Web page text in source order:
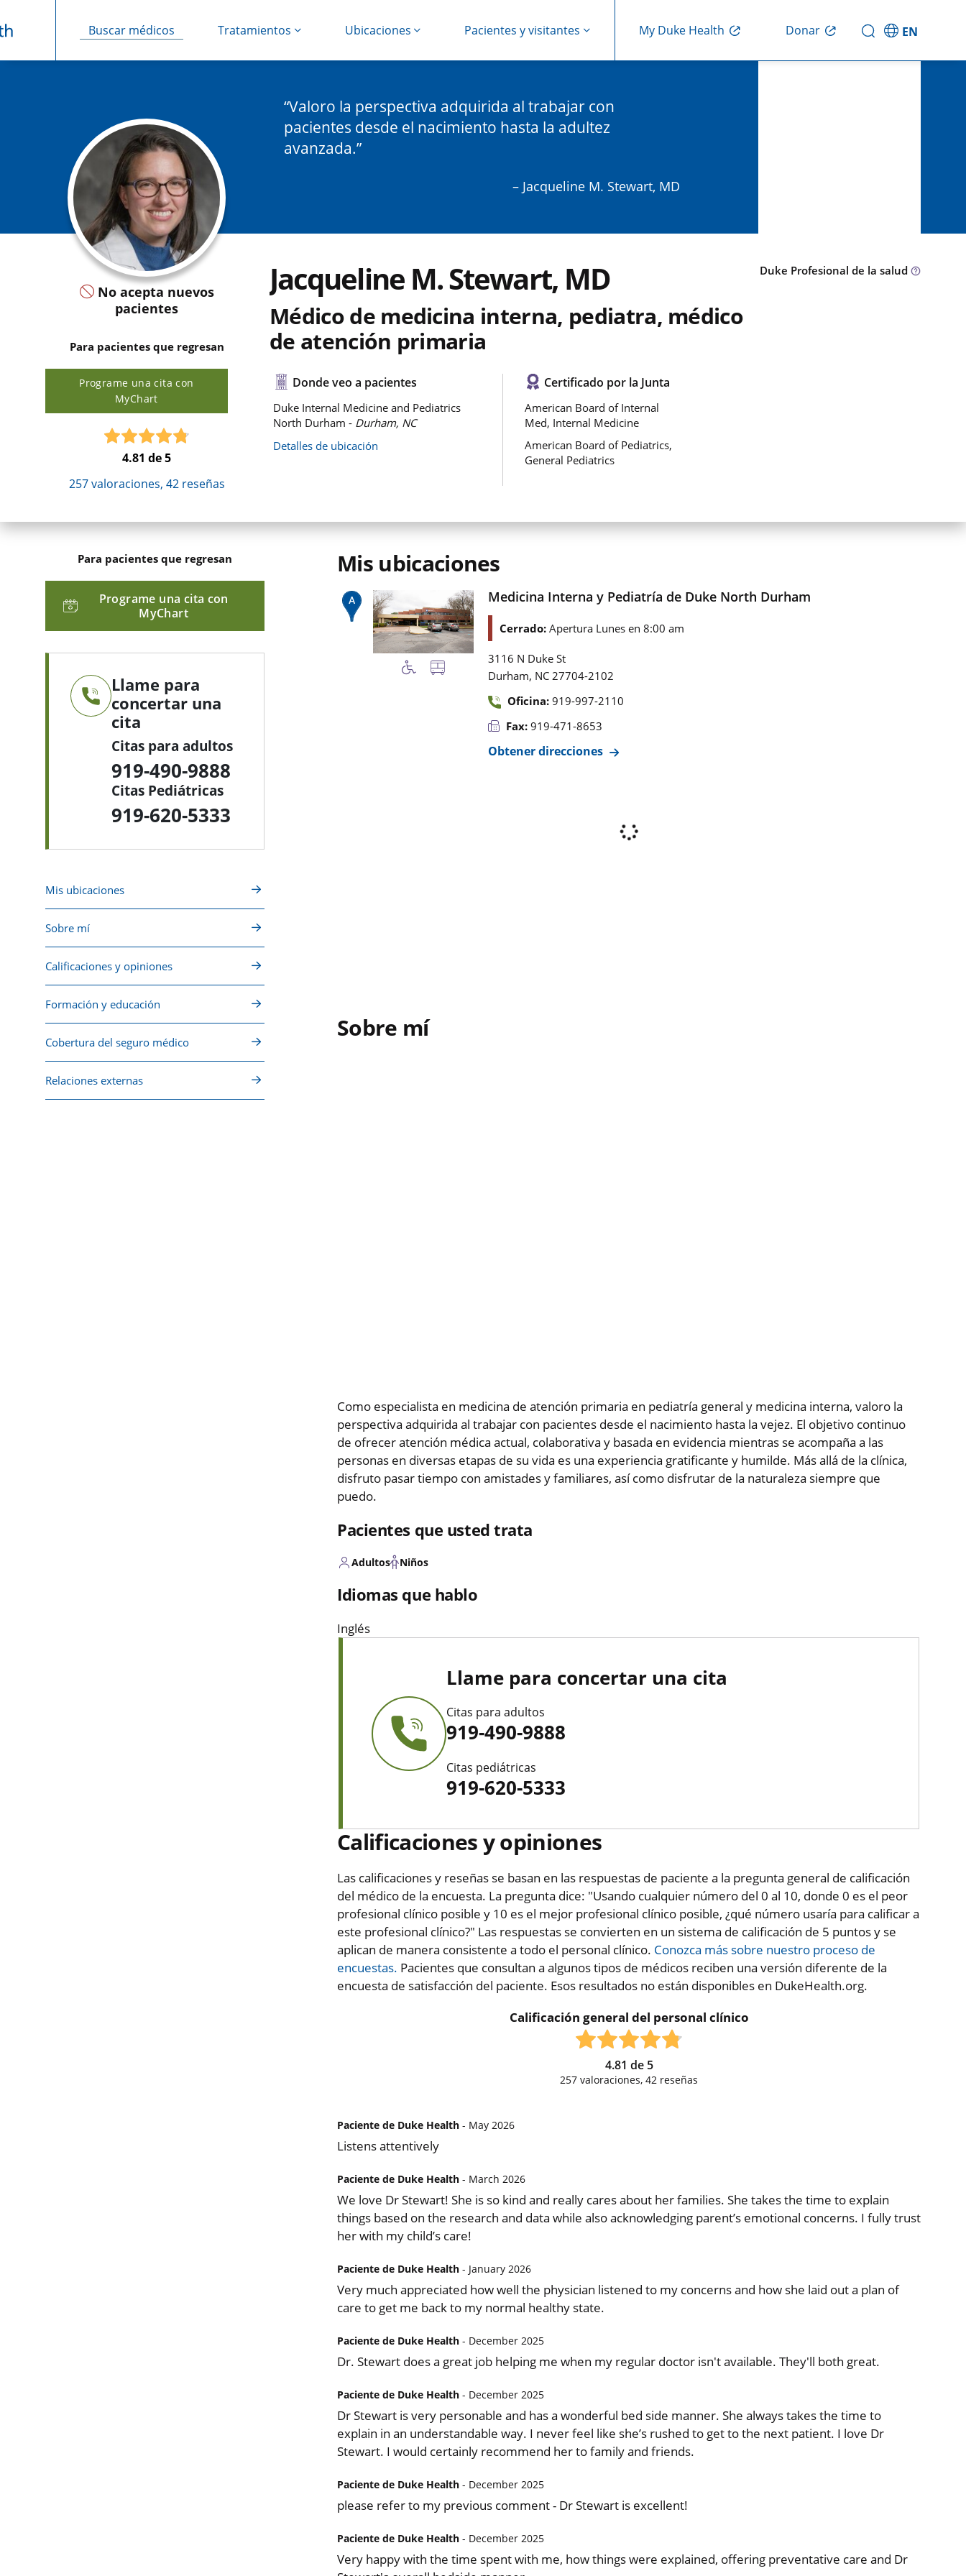
Buscar médicos Tratamientos Ubicaciones Pacientes y visitantes My Duke Health Donar EN
No acepta nuevos
pacientes
Para pacientes que regresan
Programe una cita con
MyChart
4.81 de 5
257valoraciones, 42reseñas
Valoro la perspectiva adquirida al trabajar con
pacientes desde el nacimiento hasta la adultez
avanzada.
– Jacqueline M. Stewart, MD
Jacqueline M. Stewart, MD
Médico de medicina interna, pediatra, médico
de atención primaria
Duke Profesional de la salud
Donde veo a pacientes
Duke Internal Medicine and Pediatrics
North Durham - Durham, NC
Detalles de ubicación
Certificado por la Junta
American Board of Internal
Med, Internal Medicine
American Board of Pediatrics,
General Pediatrics
Para pacientes que regresan
Programe una cita con
MyChart
Llame para
concertar una
cita
Citas para adultos
919-490-9888
Citas Pediátricas
919-620-5333
Mis ubicaciones
Sobre mí
Calificaciones y opiniones
Formación y educación
Cobertura del seguro médico
Relaciones externas
Mis ubicaciones
Medicina Interna y Pediatría de Duke North Durham
Cerrado: Apertura Lunes en 8:00 am
3116 N Duke St
Durham, NC 27704-2102
Oficina: 919-997-2110
Fax: 919-471-8653
Obtener direcciones
Sobre mí
Como especialista en medicina de atención primaria en pediatría general y medicina interna, valoro la
perspectiva adquirida al trabajar con pacientes desde el nacimiento hasta la vejez. El objetivo continuo
de ofrecer atención médica actual, colaborativa y basada en evidencia mientras se acompaña a las
personas en diversas etapas de su vida es una experiencia gratificante y humilde. Más allá de la clínica,
disfruto pasar tiempo con amistades y familiares, así como disfrutar de la naturaleza siempre que
puedo.
Pacientes que usted trata
Adultos Niños
Idiomas que hablo
Inglés
Llame para concertar una cita
Citas para adultos
919-490-9888
Citas pediátricas
919-620-5333
Calificaciones y opiniones
Las calificaciones y reseñas se basan en las respuestas de paciente a la pregunta general de calificación
del médico de la encuesta. La pregunta dice: "Usando cualquier número del 0 al 10, donde 0 es el peor
profesional clínico posible y 10 es el mejor profesional clínico posible, ¿qué número usaría para calificar a
este profesional clínico?" Las respuestas se convierten en un sistema de calificación de 5 puntos y se
aplican de manera consistente a todo el personal clínico. Conozca más sobre nuestro proceso de
encuestas. Pacientes que consultan a algunos tipos de médicos reciben una versión diferente de la
encuesta de satisfacción del paciente. Esos resultados no están disponibles en DukeHealth.org.
Calificación general del personal clínico
4.81 de 5
257 valoraciones, 42 reseñas
Paciente de Duke Health - May 2026
Listens attentively
Paciente de Duke Health - March 2026
We love Dr Stewart! She is so kind and really cares about her families. She takes the time to explain
things based on the research and data while also acknowledging parent’s emotional concerns. I fully trust
her with my child’s care!
Paciente de Duke Health - January 2026
Very much appreciated how well the physician listened to my concerns and how she laid out a plan of
care to get me back to my normal healthy state.
Paciente de Duke Health - December 2025
Dr. Stewart does a great job helping me when my regular doctor isn't available. They'll both great.
Paciente de Duke Health - December 2025
Dr Stewart is very personable and has a wonderful bed side manner. She always takes the time to
explain in an understandable way. I never feel like she’s rushed to get to the next patient. I love Dr
Stewart. I would certainly recommend her to family and friends.
Paciente de Duke Health - December 2025
please refer to my previous comment - Dr Stewart is excellent!
Paciente de Duke Health - December 2025
Very happy with the time spent with me, how things were explained, offering preventative care and Dr